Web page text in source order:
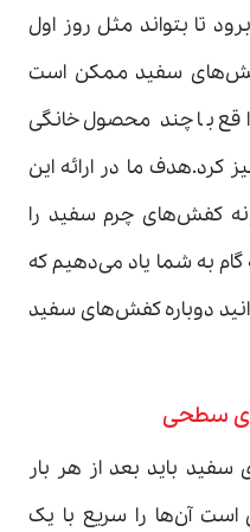
تا بتواند مثل روز اول
سفید ممکن است
با چند محصول خانگی
کرد.هدف ما در ارائه این
کفش‌های چرم سفید را
به شما یاد می‌دهیم که
دوباره کفش‌های سفید
سطحی
باید بعد از هر بار
آن‌ها را سریع با یک